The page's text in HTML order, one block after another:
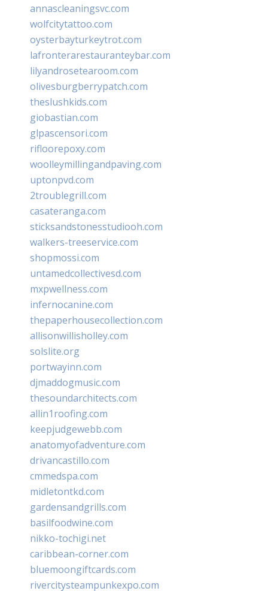
annascleaningsvc.com
wolfcitytattoo.com
oysterbayturkeytrot.com
lafronterarestauranteybar.com
lilyandrosetearoom.com
olivesburgberrypatch.com
theslushkids.com
giobastian.com
glpascensori.com
rifloorepoxy.com
woolleymillingandpaving.com
uptonpvd.com
2troublegrill.com
casateranga.com
sticksandstonesstudiooh.com
walkers-treeservice.com
shopmossi.com
untamedcollectivesd.com
mxpwellness.com
infernocanine.com
thepaperhousecollection.com
allisonwillisholley.com
solslite.org
portwayinn.com
djmaddogmusic.com
thesoundarchitects.com
allin1roofing.com
keepjudgewebb.com
anatomyofadventure.com
drivancastillo.com
cmmedspa.com
midletontkd.com
gardensandgrills.com
basilfoodwine.com
nikko-tochigi.net
caribbean-corner.com
bluemoongiftcards.com
rivercitysteampunkexpo.com